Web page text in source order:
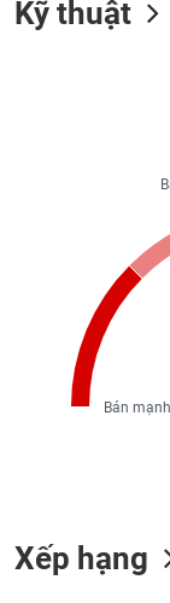
liệu
Kỹ thuật
Bán mạnh
Xếp hạng
DÙNG
THIẾT
YẾU
SÓC
SỨC